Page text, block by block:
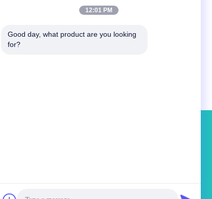
12:01 PM
Good day, what product are you looking
for?